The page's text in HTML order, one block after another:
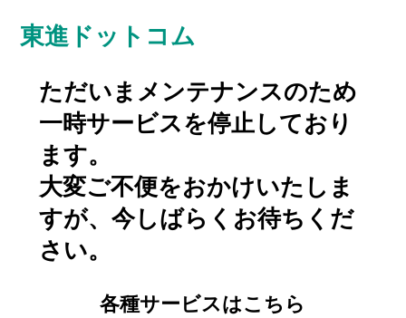
東進ドットコム
ただいまメンテナンスのため
一時サービスを停止しており
ます。
大変ご不便をおかけいたしま
すが、今しばらくお待ちくだ
さい。
各種サービスはこちら